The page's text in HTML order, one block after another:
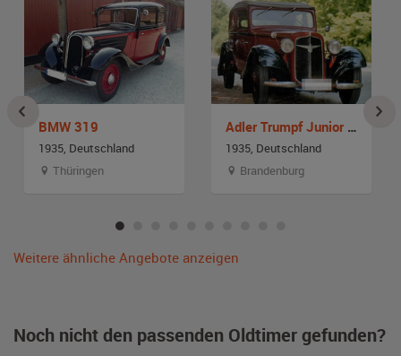
BMW 319
1935, Deutschland
Thüringen
Adler Trumpf Junior Cabriolet Limousine
1935, Deutschland
Brandenburg
Weitere ähnliche Angebote anzeigen
Noch nicht den passenden Oldtimer gefunden?